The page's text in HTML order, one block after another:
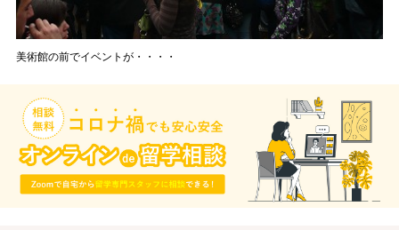
美術館の前でイベントが・・・・